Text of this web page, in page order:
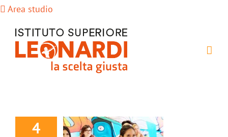
Salta
contenuto
Area studio
4